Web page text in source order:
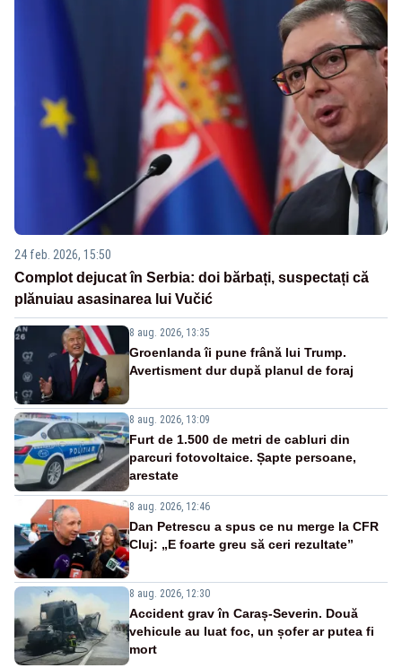
24 feb. 2026, 15:50
Complot dejucat în Serbia: doi bărbați, suspectați că
plănuiau asasinarea lui Vučić
8 aug. 2026, 13:35
Groenlanda îi pune frână lui Trump.
Avertisment dur după planul de foraj
8 aug. 2026, 13:09
Furt de 1.500 de metri de cabluri din
parcuri fotovoltaice. Șapte persoane,
arestate
8 aug. 2026, 12:46
Dan Petrescu a spus ce nu merge la CFR
Cluj: „E foarte greu să ceri rezultate”
8 aug. 2026, 12:30
Accident grav în Caraș-Severin. Două
vehicule au luat foc, un șofer ar putea fi
mort